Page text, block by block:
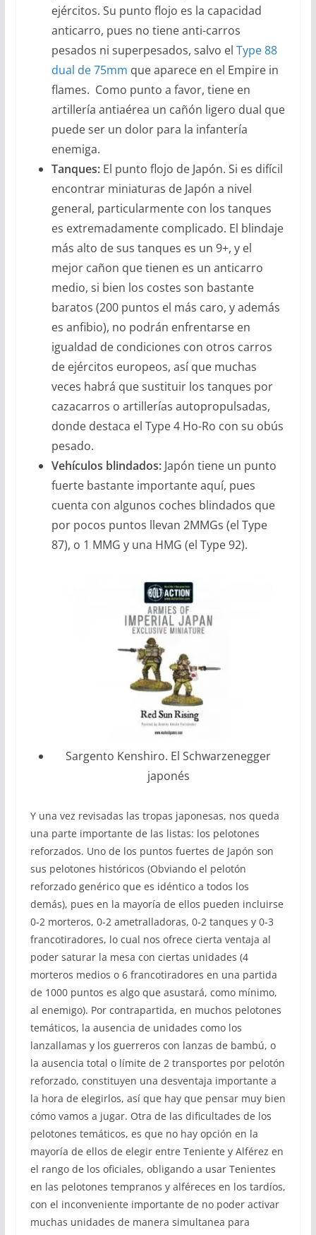
ejércitos. Su punto flojo es la capacidad
anticarro, pues no tiene anti-carros
pesados ni superpesados, salvo el Type 88
dual de 75mm que aparece en el Empire in
flames. Como punto a favor, tiene en
artillería antiaérea un cañón ligero dual que
puede ser un dolor para la infantería
enemiga.
Tanques:El punto flojo de Japón. Si es difícil
encontrar miniaturas de Japón a nivel
general, particularmente con los tanques
es extremadamente complicado. El blindaje
más alto de sus tanques es un 9+, y el
mejor cañon que tienen es un anticarro
medio, si bien los costes son bastante
baratos (200 puntos el más caro, y además
es anfibio), no podrán enfrentarse en
igualdad de condiciones con otros carros
de ejércitos europeos, así que muchas
veces habrá que sustituir los tanques por
cazacarros o artillerías autopropulsadas,
donde destaca el Type 4 Ho-Ro con su obús
pesado.
Vehículos blindados: Japón tiene un punto
fuerte bastante importante aquí, pues
cuenta con algunos coches blindados que
por pocos puntos llevan 2MMGs (el Type
87), o 1 MMG y una HMG (el Type 92).
Sargento Kenshiro. El Schwarzenegger
japonés
Y una vez revisadas las tropas japonesas, nos queda
una parte importante de las listas: los pelotones
reforzados. Uno de los puntos fuertes de Japón son
sus pelotones históricos (Obviando el pelotón
reforzado genérico que es idéntico a todos los
demás), pues en la mayoría de ellos pueden incluirse
0-2 morteros, 0-2 ametralladoras, 0-2 tanques y 0-3
francotiradores, lo cual nos ofrece cierta ventaja al
poder saturar la mesa con ciertas unidades (4
morteros medios o 6 francotiradores en una partida
de 1000 puntos es algo que asustará, como mínimo,
al enemigo). Por contrapartida, en muchos pelotones
temáticos, la ausencia de unidades como los
lanzallamas y los guerreros con lanzas de bambú, o
la ausencia total o límite de 2 transportes por pelotón
reforzado, constituyen una desventaja importante a
la hora de elegirlos, así que hay que pensar muy bien
cómo vamos a jugar. Otra de las dificultades de los
pelotones temáticos, es que no hay opción en la
mayoría de ellos de elegir entre Teniente y Alférez en
el rango de los oficiales, obligando a usar Tenientes
en las pelotones tempranos y alféreces en los tardíos,
con el inconveniente importante de no poder activar
muchas unidades de manera simultanea para